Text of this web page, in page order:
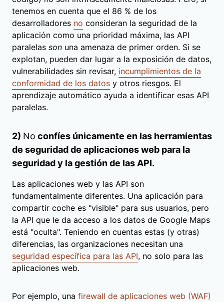
tenemos en cuenta que el 86 % de los
desarrolladores no consideran la seguridad de la
aplicación como una prioridad máxima, las API
paralelas son una amenaza de primer orden. Si se
explotan, pueden dar lugar a la exposición de datos,
vulnerabilidades sin revisar, incumplimientos de la
conformidad de los datos y otros riesgos. El
aprendizaje automático ayuda a identificar esas API
paralelas.
2) No confíes únicamente en las herramientas
de seguridad de aplicaciones web para la
seguridad y la gestión de las API.
Las aplicaciones web y las API son
fundamentalmente diferentes. Una aplicación para
compartir coche es "visible" para sus usuarios, pero
la API que le da acceso a los datos de Google Maps
está "oculta". Teniendo en cuentas estas (y otras)
diferencias, las organizaciones necesitan una
seguridad específica para las API, no solo para las
aplicaciones web.
Por ejemplo, una firewall de aplicaciones web (WAF)